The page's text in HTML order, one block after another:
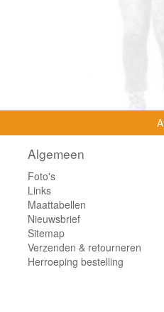
Algemeen
Foto's
Links
Maattabellen
Nieuwsbrief
Sitemap
Verzenden & retourneren
Herroeping bestelling